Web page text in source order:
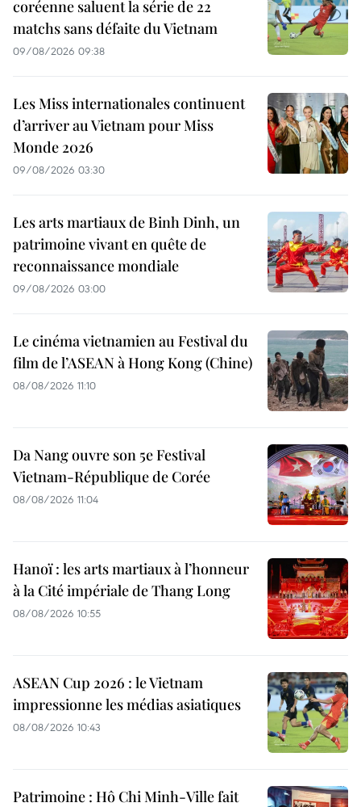
coréenne saluent la série de 22
matchs sans défaite du Vietnam
09/08/2026 09:38
Les Miss internationales continuent
d’arriver au Vietnam pour Miss
Monde 2026
09/08/2026 03:30
Les arts martiaux de Binh Dinh, un
patrimoine vivant en quête de
reconnaissance mondiale
09/08/2026 03:00
Le cinéma vietnamien au Festival du
film de l’ASEAN à Hong Kong (Chine)
08/08/2026 11:10
Da Nang ouvre son 5e Festival
Vietnam-République de Corée
08/08/2026 11:04
Hanoï : les arts martiaux à l’honneur
à la Cité impériale de Thang Long
08/08/2026 10:55
ASEAN Cup 2026 : le Vietnam
impressionne les médias asiatiques
08/08/2026 10:43
Patrimoine : Hô Chi Minh-Ville fait